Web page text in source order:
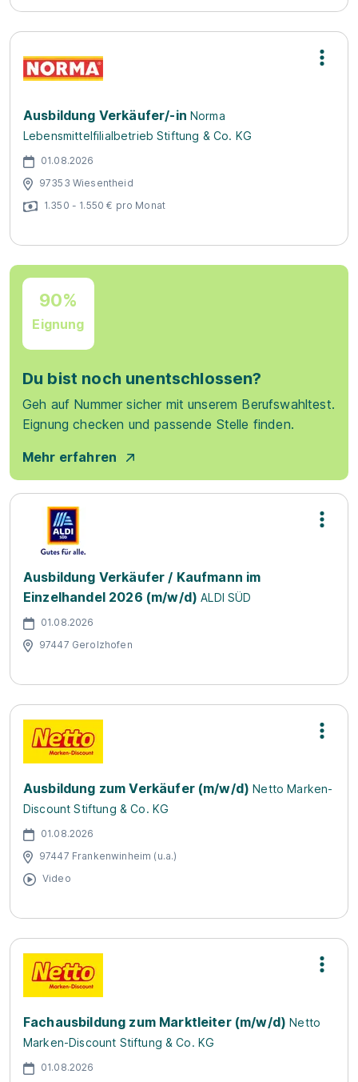
Ausbildung Verkäufer/-in Norma
Lebensmittelfilialbetrieb Stiftung & Co. KG
01.08.2026
97353 Wiesentheid
1.350 - 1.550 € pro Monat
90%
Eignung
Du bist noch unentschlossen?
Geh auf Nummer sicher mit unserem Berufswahltest.
Eignung checken und passende Stelle finden.
Mehr erfahren
Ausbildung Verkäufer / Kaufmann im
Einzelhandel 2026 (m/w/d) ALDI SÜD
01.08.2026
97447 Gerolzhofen
Ausbildung zum Verkäufer (m/w/d) Netto Marken-
Discount Stiftung & Co. KG
01.08.2026
97447 Frankenwinheim (u.a.)
Video
Fachausbildung zum Marktleiter (m/w/d) Netto
Marken-Discount Stiftung & Co. KG
01.08.2026